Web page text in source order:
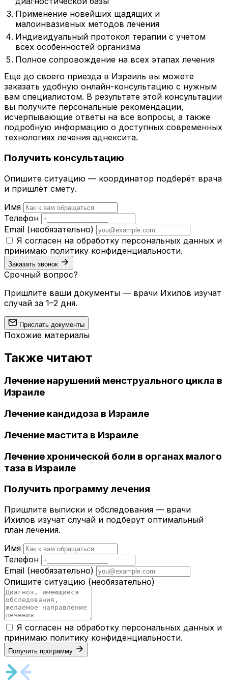
Применение новейших щадящих и
малоинвазивных методов лечения
Индивидуальный протокол терапии с учетом
всех особенностей организма
Полное сопровождение на всех этапах лечения
Еще до своего приезда в Израиль вы можете
заказать удобную онлайн-консультацию с нужным
вам специалистом. В результате этой консультации
вы получите персональные рекомендации,
исчерпывающие ответы на все вопросы, а также
подробную информацию о доступных современных
технологиях лечения аднексита.
Получить консультацию
Опишите ситуацию — координатор подберёт врача
и пришлёт смету.
Имя
Телефон
Email (необязательно)
Я согласен на обработку персональных данных и
принимаю политику конфиденциальности.
Заказать звонок
Срочный вопрос?
Пришлите ваши документы — врачи Ихилов изучат
случай за 1–2 дня.
Прислать документы
Похожие материалы
Также читают
Лечение нарушений менструального цикла в
Израиле
Лечение кандидоза в Израиле
Лечение мастита в Израиле
Лечение хронической боли в органах малого
таза в Израиле
Получить программу лечения
Пришлите выписки и обследования — врачи
Ихилов изучат случай и подберут оптимальный
план лечения.
Имя
Телефон
Email (необязательно)
Опишите ситуацию (необязательно)
Я согласен на обработку персональных данных и
принимаю политику конфиденциальности.
Получить программу